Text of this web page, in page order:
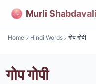
Murli Shabdavali
Home Hindi Words गोप गोपी
गोप गोपी